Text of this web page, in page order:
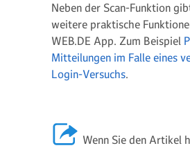
Neben der Scan-Funktion
weitere praktische
WEB.DE App. Zum Beispiel
Mitteilungen im Falle eines
Login-Versuchs.
Wenn Sie den Artikel